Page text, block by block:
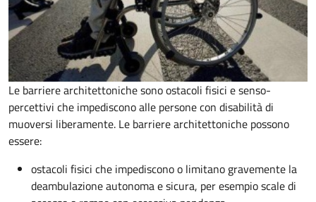
Le barriere architettoniche sono ostacoli fisici e senso-
percettivi che impediscono alle persone con disabilità di
muoversi liberamente. Le barriere architettoniche possono
essere:
ostacoli fisici che impediscono o limitano gravemente la
deambulazione autonoma e sicura, per esempio scale di